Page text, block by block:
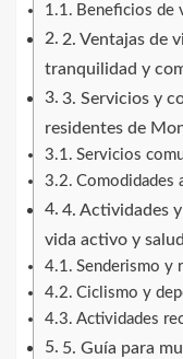
Beneficios de
2. Ventajas de
tranquilidad y
3. Servicios y
residentes de
Servicios
Comodidades
4. Actividades
vida activo y
Senderismo y
Ciclismo y
Actividades
5. Guía para